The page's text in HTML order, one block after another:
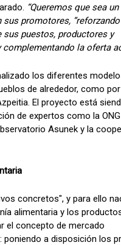
“Queremos que sea
sus promotores,
sus puestos, productores y
la oferta
los diferentes
de alrededor, como
El proyecto está
de expertos como la
Asunek y la
concretos", y para ello
alimentaria y los
el concepto de mercado
poniendo a disposición los